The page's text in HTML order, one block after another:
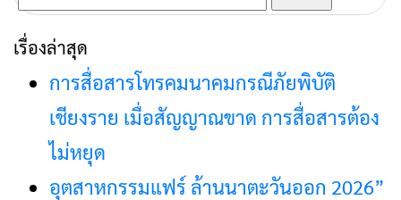
สำหรับ:
เรื่องล่าสุด
การสื่อสารโทรคมนาคมกรณีภัยพิบัติ
เชียงราย เมื่อสัญญาณขาด การสื่อสารต้อง
ไม่หยุด
อุตสาหกรรมแฟร์ ล้านนาตะวันออก 2026”